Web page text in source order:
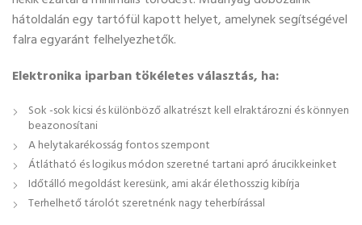
hátoldalán egy tartófül kapott helyet, amelynek segítségével
falra egyaránt felhelyezhetők.
Elektronika iparban tökéletes választás, ha:
Sok -sok kicsi és különböző alkatrészt kell elraktározni és könnyen
beazonosítani
A helytakarékosság fontos szempont
Átlátható és logikus módon szeretné tartani apró árucikkeinket
Időtálló megoldást keresünk, ami akár élethosszig kibírja
Terhelhető tárolót szeretnénk nagy teherbírással